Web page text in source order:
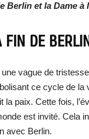
Berlin et la Dame à
FIN DE
vague de
ce cycle de la
la paix. Cette fois,
est invité. Cela
avec Berlin.